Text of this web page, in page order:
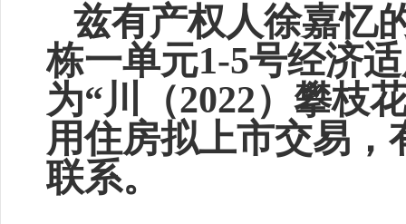
兹有产权人徐嘉忆
栋一单元1-5号经济
为“川（2022）攀枝
用住房拟上市交易
联系。